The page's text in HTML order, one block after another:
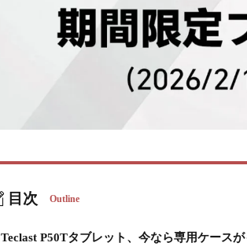
目次 Outline
Teclast P50Tタブレット、今なら専用ケースが